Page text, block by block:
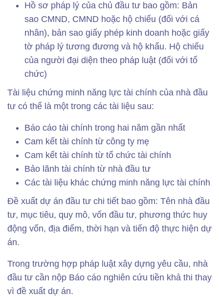
Hồ sơ pháp lý của chủ đầu tư bao gồm: Bản
sao CMND, CMND hoặc hộ chiếu (đối với cá
nhân), bản sao giấy phép kinh doanh hoặc giấy
tờ pháp lý tương đương và hộ khẩu. Hộ chiếu
của người đại diện theo pháp luật (đối với tổ
chức)
Tài liệu chứng minh năng lực tài chính của nhà đầu
tư có thể là một trong các tài liệu sau:
Báo cáo tài chính trong hai năm gần nhất
Cam kết tài chính từ công ty mẹ
Cam kết tài chính từ tổ chức tài chính
Bảo lãnh tài chính từ nhà đầu tư
Các tài liệu khác chứng minh năng lực tài chính
Đề xuất dự án đầu tư chi tiết bao gồm: Tên nhà đầu
tư, mục tiêu, quy mô, vốn đầu tư, phương thức huy
động vốn, địa điểm, thời hạn và tiến độ thực hiện dự
án.
Trong trường hợp pháp luật xây dựng yêu cầu, nhà
đầu tư cần nộp Báo cáo nghiên cứu tiền khả thi thay
vì đề xuất dự án.